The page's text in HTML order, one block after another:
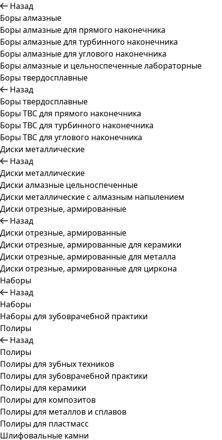
Назад
Боры алмазные
Боры алмазные для прямого наконечника
Боры алмазные для турбинного наконечника
Боры алмазные для углового наконечника
Боры алмазные и цельноспеченные лабораторные
Боры твердосплавные
Назад
Боры твердосплавные
Боры ТВС для прямого наконечника
Боры ТВС для турбинного наконечника
Боры ТВС для углового наконечника
Диски металлические
Назад
Диски металлические
Диски алмазные цельноспеченные
Диски металлические с алмазным напылением
Диски отрезные, армированные
Назад
Диски отрезные, армированные
Диски отрезные, армированные для керамики
Диски отрезные, армированные для металла
Диски отрезные, армированные для циркона
Наборы
Назад
Наборы
Наборы для зубоврачебной практики
Полиры
Назад
Полиры
Полиры для зубных техников
Полиры для зубоврачебной практики
Полиры для керамики
Полиры для композитов
Полиры для металлов и сплавов
Полиры для пластмасс
Шлифовальные камни